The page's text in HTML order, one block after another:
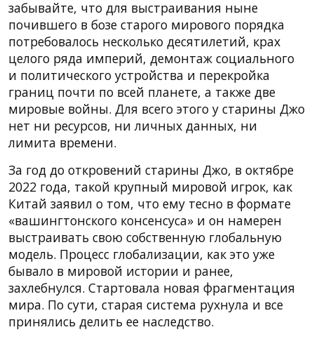
забывайте, что для выстраивания ныне
почившего в бозе старого мирового порядка
потребовалось несколько десятилетий, крах
целого ряда империй, демонтаж социального
и политического устройства и перекройка
границ почти по всей планете, а также две
мировые войны. Для всего этого у старины Джо
нет ни ресурсов, ни личных данных, ни
лимита времени.
За год до откровений старины Джо, в октябре
2022 года, такой крупный мировой игрок, как
Китай заявил о том, что ему тесно в формате
«вашингтонского консенсуса» и он намерен
выстраивать свою собственную глобальную
модель. Процесс глобализации, как это уже
бывало в мировой истории и ранее,
захлебнулся. Стартовала новая фрагментация
мира. По сути, старая система рухнула и все
принялись делить ее наследство.